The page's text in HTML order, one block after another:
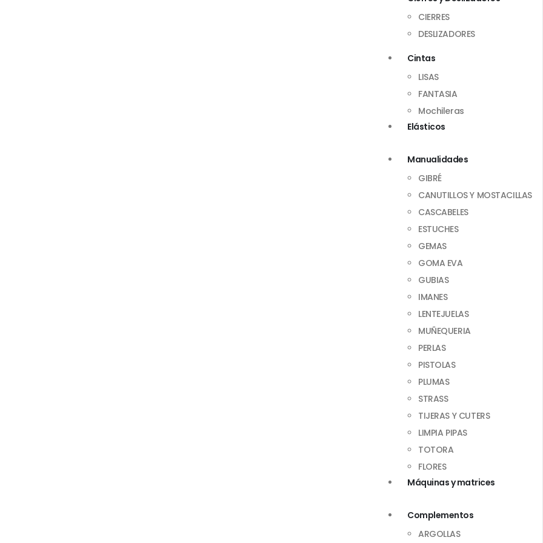
CIERRES
DESLIZADORES
Cintas
LISAS
FANTASIA
Mochileras
Elásticos
Manualidades
GIBRÉ
CANUTILLOS Y MOSTACILLAS
CASCABELES
ESTUCHES
GEMAS
GOMA EVA
GUBIAS
IMANES
LENTEJUELAS
MUÑEQUERIA
PERLAS
PISTOLAS
PLUMAS
STRASS
TIJERAS Y CUTERS
LIMPIA PIPAS
TOTORA
FLORES
Máquinas y matrices
Complementos
ARGOLLAS